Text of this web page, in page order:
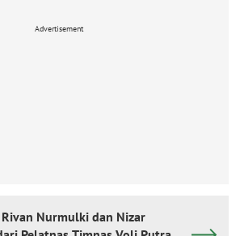
Advertisement
Rivan Nurmulki dan Nizar